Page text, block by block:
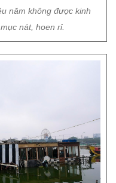
năm không được kinh
nát, hoen rỉ.